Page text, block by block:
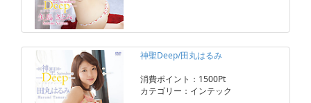
神聖Deep/田丸はるみ
消費ポイント：1500Pt
カテゴリー：インテック